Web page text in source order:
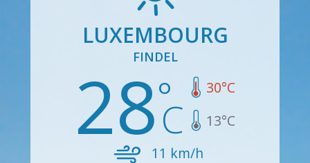
LUXEMBOURG
FINDEL
28 30°C
13°C
11 km/h